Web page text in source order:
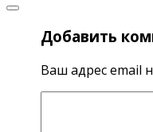
Добавить
Ваш адрес email